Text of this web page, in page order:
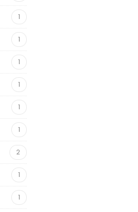
1
1
1
1
1
1
2
1
1